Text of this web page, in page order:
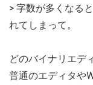
> 字数が多くなる
れてしまって。
どのバイナリエデ
普通のエディタや